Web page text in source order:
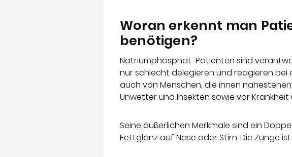
Woran erkennt man
benötigen?
Natriumphosphat-Patienten sind
nur schlecht delegieren und reagieren bei
auch von Menschen, die ihnen
Unwetter und Insekten sowie vor
Seine äußerlichen Merkmale sind ein
Fettglanz auf Nase oder Stirn. Die Zunge